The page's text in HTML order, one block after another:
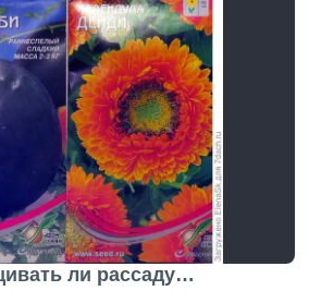
ли рассаду…